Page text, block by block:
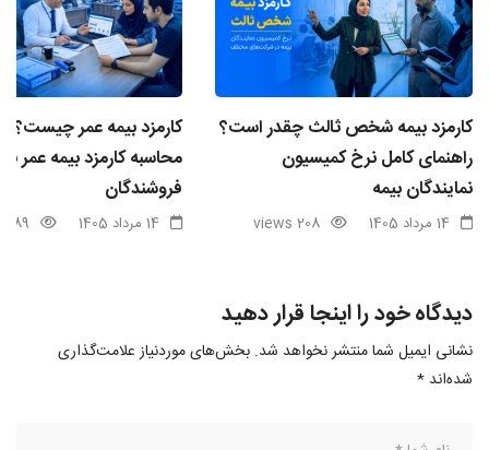
کارمزد بیمه شخص ثالث چقدر است؟
راهنمای کامل نرخ کمیسیون
نمایندگان بیمه
14 مرداد 1405 208 views
کارمزد بیمه عمر چیست؟
محاسبه کارمزد بیمه عمر
فروشندگان
14 مرداد 1405 89 views
دیدگاه خود را اینجا قرار دهید
نشانی ایمیل شما منتشر نخواهد شد. بخش‌های موردنیاز علامت‌گذاری
شده‌اند *